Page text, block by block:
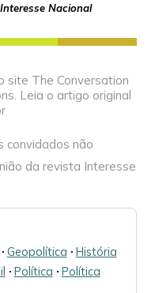
Interesse Nacional
site The Conversation
Leia o artigo original
convidados não
da revista Interesse
🞌 Geopolítica 🞌 História
🞌 Política 🞌 Política